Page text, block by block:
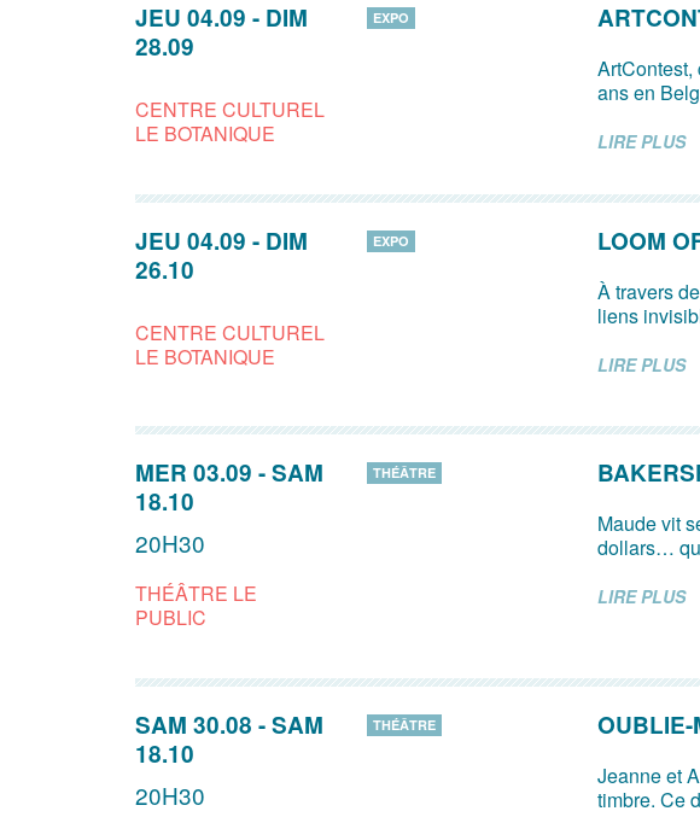
JEU 04.09 - DIM
28.09
CENTRE CULTUREL
LE BOTANIQUE
EXPO
ans en
LIRE PLUS
JEU 04.09 - DIM
26.10
CENTRE CULTUREL
LE BOTANIQUE
EXPO LOOM
À travers
liens
LIRE PLUS
MER 03.09 -SAM
18.10
20H30
THÉÂTRE LE
PUBLIC
THÉÂTRE
Maude vit
dollars…
LIRE PLUS
SAM 30.08 -SAM
18.10
20H30
THÉÂTRE OUBLIE-
Jeanne et
timbre. Ce